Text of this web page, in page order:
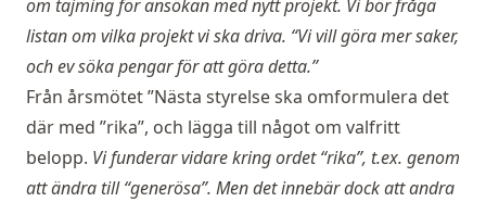
om tajming för ansökan med nytt projekt. Vi bör fråga
listan om vilka projekt vi ska driva. “Vi vill göra mer saker,
och ev söka pengar för att göra detta.”
Från årsmötet ”Nästa styrelse ska omformulera det
där med ”rika”, och lägga till något om valfritt
belopp. Vi funderar vidare kring ordet “rika”, t.ex. genom
att ändra till “generösa”. Men det innebär dock att andra